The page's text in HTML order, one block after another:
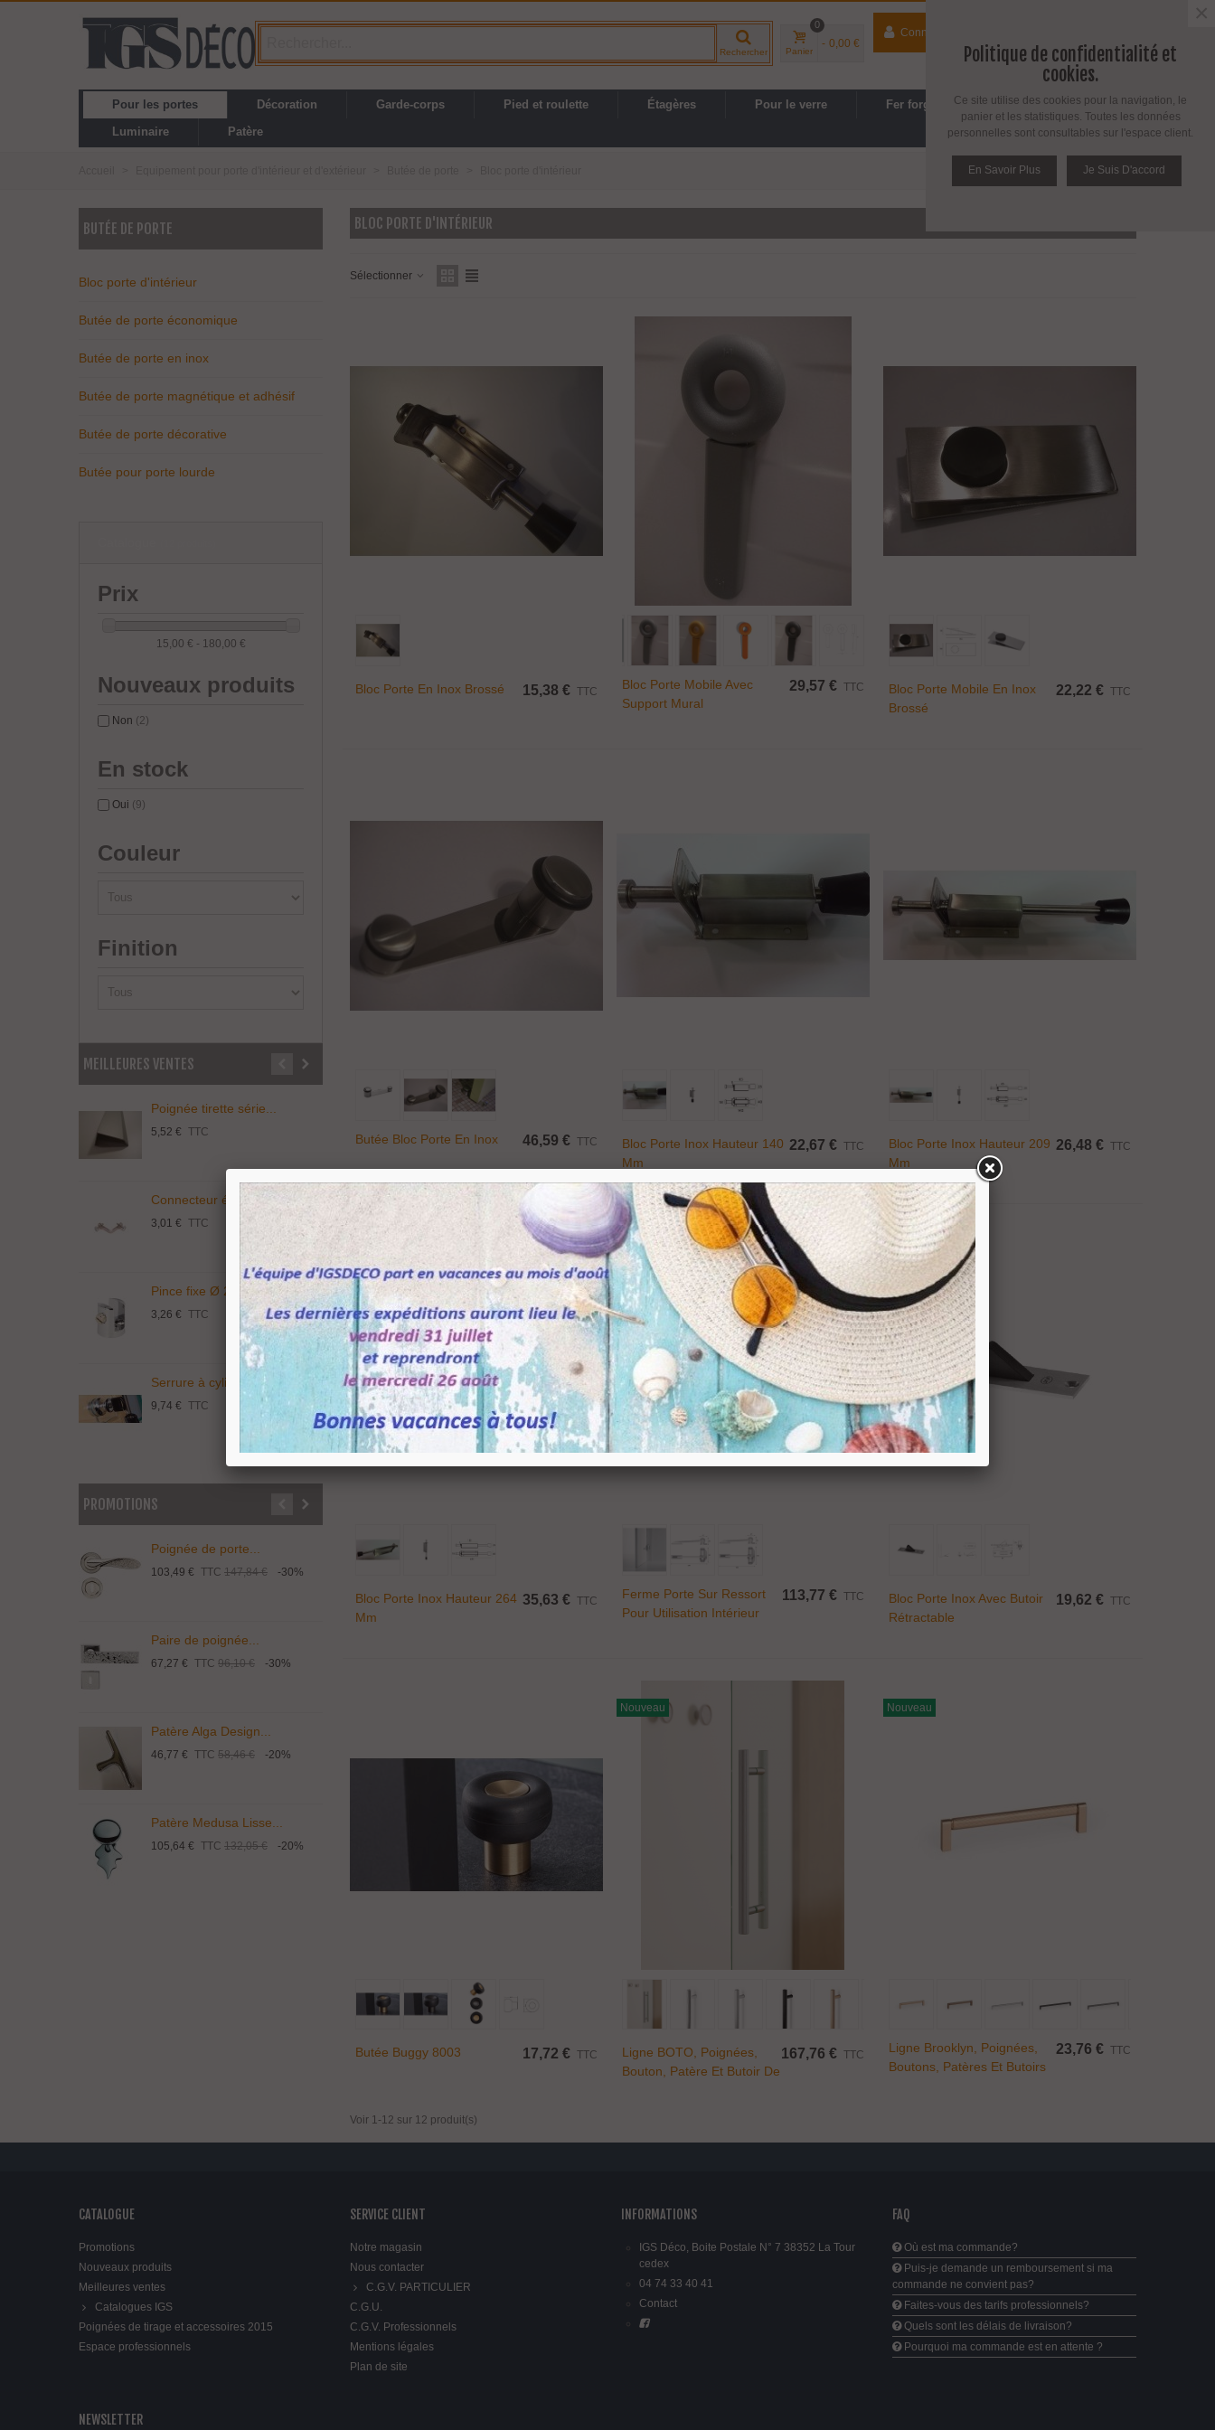
Rechercher Panier
0
- 0,00 €
Connecter
Espace PRO / Avantages PRO
Pour les portes Décoration Garde-corps Pied et roulette Étagères Pour le verre Fer forgé
Cuisine, SDB
Luminaire
Patère
BUTÉE DE PORTE
Bloc porte d'intérieur
Butée de porte économique
Butée de porte en inox
Butée de porte magnétique et adhésif
Butée de porte décorative
Butée pour porte lourde
Prix
15,00 € - 180,00 €
Nouveaux produits
Non (2)
En stock
Oui (9)
Couleur
Finition
MEILLEURES VENTES
Poignée tirette série...
5,52 € TTC
Connecteur économique...
3,01 € TTC
Pince fixe Ø 20 mm...
3,26 € TTC
Serrure à cylindre...
9,74 € TTC
Pince fixe Ø 17 mm...
Tendeur taraudé...
5,00 €
Support pour étagère...
10,08 € TTC
Connecteur économique...
3,49 € TTC
PROMOTIONS
Poignée de porte...
103,49 € TTC 147,84 € -30%
Paire de poignée...
67,27 € TTC 96,10 € -30%
Patère Alga Design...
46,77 € TTC 58,46 € -20%
Patère Medusa Lisse...
105,64 € TTC 132,05 € -20%
Patère Medusa Design...
6,09 € -30%
BLOC PORTE D'INTÉRIEUR
Sélectionner
Bloc Porte En Inox Brossé 15,38 € TTC
Ajouter Au Panier
Bloc Porte Mobile Avec
Support Mural
29,57 € TTC
Bloc Porte Mobile En Inox
Brossé
22,22 € TTC
Ajouter Au Panier
Butée Bloc Porte En Inox 46,59 € TTC
Ajouter Au Panier
Bloc Porte Inox Hauteur 140
Mm
22,67 € TTC
Bloc Porte Inox Hauteur 209
Mm
26,48 € TTC
Bloc Porte Inox Hauteur 264
Mm
35,63 € TTC
Ferme Porte Sur Ressort
Pour Utilisation Intérieur
113,77 € TTC
Bloc Porte Inox Avec Butoir
Rétractable
19,62 € TTC
Ajouter Au Panier
Butée Buggy 8003 17,72 € TTC
Nouveau
Ajouter Au Panier
Ligne BOTO, Poignées,
Bouton, Patère Et Butoir De
167,76 € TTC
Nouveau
Ligne Brooklyn, Poignées,
Boutons, Patères Et Butoirs
23,76 € TTC
Voir 1-12 sur 12 produit(s)
CATALOGUE
Promotions
Nouveaux produits
Meilleures ventes
Catalogues IGS
Poignées de tirage et accessoires 2015
Espace professionnels
SERVICE CLIENT
Notre magasin
Nous contacter
C.G.V. PARTICULIER
C.G.U.
C.G.V. Professionnels
Mentions légales
Plan de site
INFORMATIONS
IGS Déco, Boite Postale N° 7 38352 La Tour
cedex
04 74 33 40 41
Contact
FAQ
Où est ma commande?
Puis-je demande un remboursement si ma
commande ne convient pas?
Faites-vous des tarifs professionnels?
Quels sont les délais de livraison?
Pourquoi ma commande est en attente ?
NEWSLETTER
Politique de confidentialité et
cookies.
Ce site utilise des cookies pour la navigation, le
panier et les statistiques. Toutes les données
personnelles sont consultables sur l'espace client.
En Savoir Plus Je Suis D'accord